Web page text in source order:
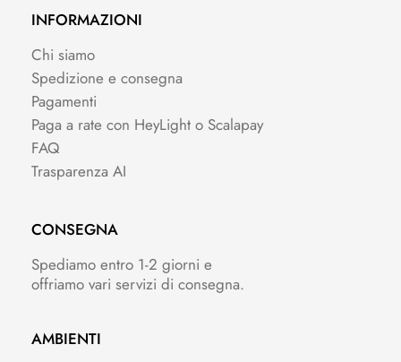
INFORMAZIONI
Chi siamo
Spedizione e consegna
Pagamenti
Paga a rate con HeyLight o Scalapay
FAQ
Trasparenza AI
CONSEGNA
Spediamo entro 1-2 giorni e
offriamo vari servizi di consegna.
AMBIENTI